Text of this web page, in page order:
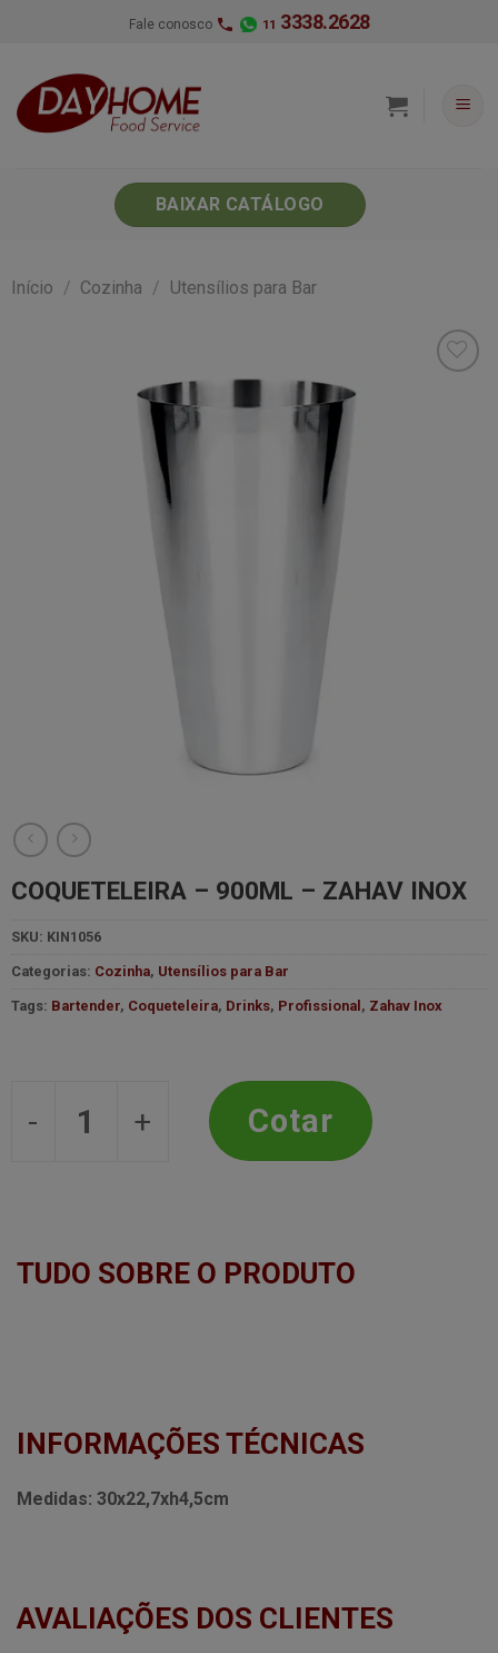
Fale conosco 11 3338.2628
BAIXAR CATÁLOGO
Início / Cozinha / Utensílios para Bar
COQUETELEIRA – 900ML – ZAHAV INOX
SKU: KIN1056
Categorias: Cozinha, Utensílios para Bar
Tags: Bartender, Coqueteleira, Drinks, Profissional , Zahav Inox
Coqueteleira - 900ml - Zahav Inox
Cotar
TUDO SOBRE O PRODUTO
INFORMAÇÕES TÉCNICAS
Medidas: 30x22,7xh4,5cm
AVALIAÇÕES DOS CLIENTES